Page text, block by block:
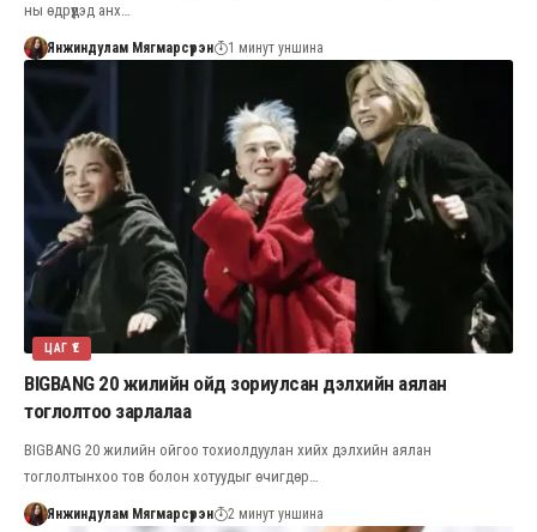
ны өдрүүдэд анх…
Янжиндулам Мягмарсүрэн 1 минут уншина
ЦАГ ҮЕ
BIGBANG 20 жилийн ойд зориулсан дэлхийн аялан
тоглолтоо зарлалаа
BIGBANG 20 жилийн ойгоо тохиолдуулан хийх дэлхийн аялан
тоглолтынхоо тов болон хотуудыг өчигдөр…
Янжиндулам Мягмарсүрэн 2 минут уншина